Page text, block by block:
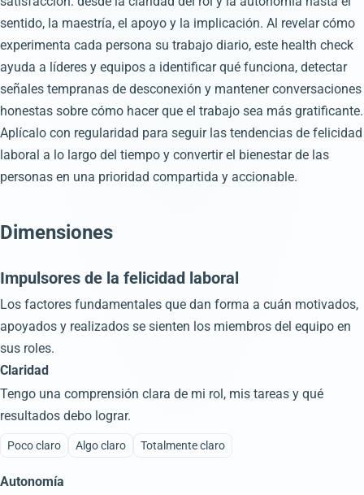
sentido, la maestría, el apoyo y la implicación. Al revelar cómo
experimenta cada persona su trabajo diario, este health check
ayuda a líderes y equipos a identificar qué funciona, detectar
señales tempranas de desconexión y mantener conversaciones
honestas sobre cómo hacer que el trabajo sea más gratificante.
Aplícalo con regularidad para seguir las tendencias de felicidad
laboral a lo largo del tiempo y convertir el bienestar de las
personas en una prioridad compartida y accionable.
Dimensiones
Impulsores de la felicidad laboral
Los factores fundamentales que dan forma a cuán motivados,
apoyados y realizados se sienten los miembros del equipo en
sus roles.
Claridad
Tengo una comprensión clara de mi rol, mis tareas y qué
resultados debo lograr.
Poco claro Algo claro Totalmente claro
Autonomía